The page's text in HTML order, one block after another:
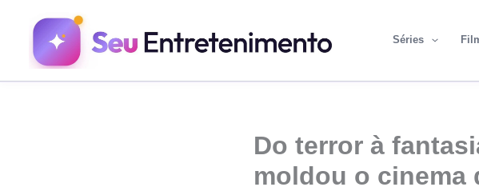
conteúdo
Séries
Do terror à
moldou o cinema